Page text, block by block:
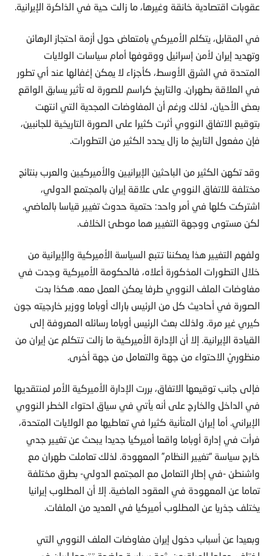
عقوبات اقتصادية خانقة وغيرها، ما زالت حية في الذاكرة الإيرانية.
في المقابل، يتكلم الأميركي بامتعاض حول أزمة احتجاز الرهائن
وتهديد إيران لأمن إسرائيل ووقوفها أمام سياسات الولايات
المتحدة في الشرق الأوسط، كأجزاء لا يمكن إغفالها عند أي تطور
في العلاقة بطهران. والتاريخ كراسم للصورة له تأثير يسابق الواقع
بعض الأحيان، لذلك ورغم أن المفاوضات المجدية التي انتهت
بتوقيع الاتفاق النووي أثرت كثيرا على الصورة التاريخية للجانبين،
فإن مفعول التاريخ ما زال يحدد الكثير من التطورات.
وقد تكهن الكثير من الباحثين الإيرانيين والأميركيين والعرب بنتائج
مختلفة للاتفاق النووي على علاقة إيران بالمجتمع الدولي،
اشتركت كلها في أمر واحد: حتمية حدوث تغيير قياسا بالماضي.
لكن مستوى ووجهة التغيير هما موطئ الخلاف.
ولفهم التغيير هذا يمكننا تتبع السياسة الأميركية والإيرانية من
خلال التطورات المذكورة أعلاه، فالحكومة الأميركية وجدت في
مفاوضات الملف النووي طرفا يمكن العمل معه. هكذا بدت
الصورة في أحاديث كل من الرئيس باراك أوباما ووزير خارجيته جون
كيري غير مرة. ولذلك بعث الرئيس أوباما رسائله المعروفة إلى
القيادة الإيرانية. إلا أن الإدارة الأميركية ما زالت تتكلم عن إيران من
منظوريْ الاحتواء من جهة والتعامل من جهة أخرى.
فإلى جانب توقيعها الاتفاق، بررت الإدارة الأميركية الأمر لمنتقديها
في الداخل والخارج على أنه يأتي في سياق احتواء الخطر النووي
الإيراني. أما إيران المتأنية كثيرا في تعاطيها مع الولايات المتحدة،
فرأت في إدارة أوباما واقعا أميركيا جديدا يبحث عن تغيير جدي
خارج سياسة “تغيير النظام” المعهودة. لذلك تعاملت طهران مع
واشنطن -في إطار التعامل مع المجتمع الدولي- بطرق مختلفة
تماما عن المعهودة في العقود الماضية. إلا أن المطلوب إيرانيا
يختلف جذريا عن المطلوب أميركيا في العديد من الملفات.
وبعيدا عن أسباب دخول إيران مفاوضات الملف النووي التي